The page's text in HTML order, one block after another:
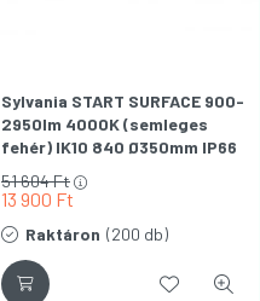
Sylvania START SURFACE 900-
2950lm 4000K (semleges
fehér) IK10 840 Ø350mm IP66
13 900 Ft
51 604Ft
Raktáron (200 db)